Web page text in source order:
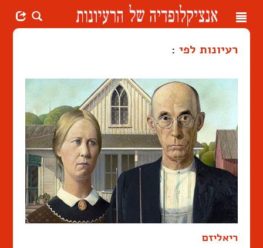
Toggle
רעיונות לפי :
ריאליזם